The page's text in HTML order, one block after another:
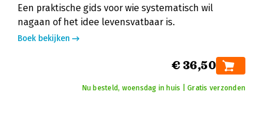
Een praktische gids voor wie systematisch wil
nagaan of het idee levensvatbaar is.
Boek bekijken
€ 36,50
Nu besteld, woensdag in huis | Gratis verzonden